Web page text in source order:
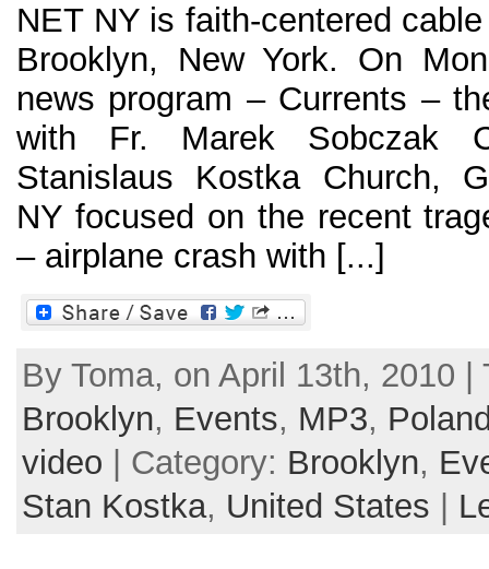
NET NY is faith-centered
Brooklyn, New York. On
news program – Currents –
with Fr. Marek Sobczak
Stanislaus Kostka Church,
NY focused on the recent
– airplane crash with [...]
By Toma, on April 13th, 2010
Brooklyn, Events, MP3,
video | Category: Brooklyn,
Stan Kostka, United States